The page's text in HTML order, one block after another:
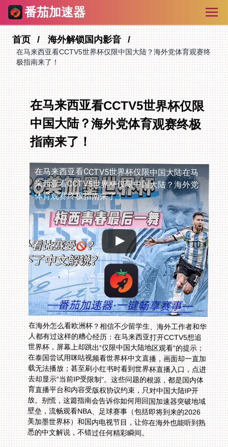
番茄加速器
首页 海外解锁国内影音
在马来西亚看CCTV5世界杯仅限中国大陆？海外党体育观赛终
极指南来了！
在马来西亚看CCTV5世界杯仅限
中国大陆？海外党体育观赛终极
指南来了！
在马来西亚看CCTV5世界杯仅限中国大陆在马
来西亚看CCTV5世界杯仅限中国大陆？海外党
体育观赛终极指南来了！
在海外怎么看欧洲杯？相信不少留学生、海外工作者和华
人都有过这样的糟心经历：在马来西亚打开CCTV5想追
世界杯，屏幕上却跳出“仅限中国大陆地区观看”的提示；
在泰国尝试用咪咕视频看世界杯中文直播，画面却一直加
载无法播放；甚至刷小红书时看到世界杯直播入口，点进
去却显示“当前IP受限制”。这些问题的根源，都是国内体
育直播平台和内容受版权协议约束，只对中国大陆IP开
放。别慌，这篇指南会告诉你如何用回国加速器突破地域
壁垒，流畅观看NBA、足球赛事（包括即将到来的2026
美加墨世界杯）和国内电视节目，让你在海外也能听到熟
悉的中文解说，不错过任何精彩瞬间。